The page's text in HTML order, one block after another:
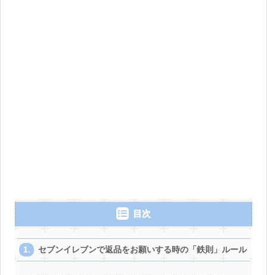
目次
セブンイレブンで返品をお願いする時の「鉄則」ルール